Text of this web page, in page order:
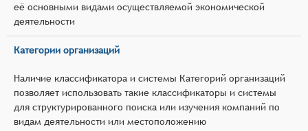
её основными видами осуществляемой экономической
деятельности
Категории организаций
Наличие классификатора и системы Категорий организаций
позволяет использовать такие классификаторы и системы
для структурированного поиска или изучения компаний по
видам деятельности или местоположению